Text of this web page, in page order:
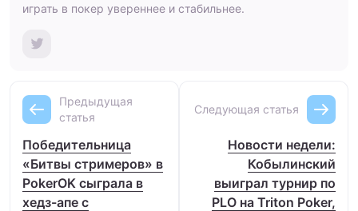
играть в покер увереннее и стабильнее.
Предыдущая
статья
Победительница
«Битвы стримеров» в
PokerOK сыграла в
хедз-апе с
Следующая статья
Новости недели:
Кобылинский
выиграл турнир по
PLO на Triton Poker,